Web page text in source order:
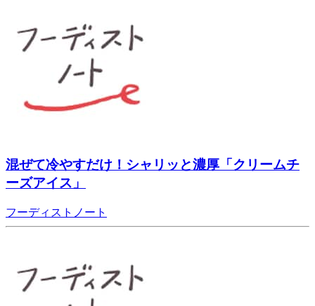
混ぜて冷やすだけ！シャリッと濃厚「クリームチ
ーズアイス」
フーディストノート